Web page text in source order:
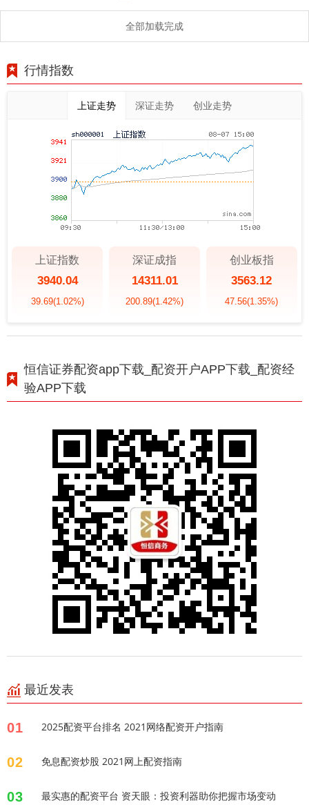
产增值
全部加载完成
行情指数
上证走势 深证走势 创业走势
上证指数
3940.04
39.69(1.02%)
深证成指
14311.01
200.89(1.42%)
创业板指
3563.12
47.56(1.35%)
恒信证券配资app下载_配资开户APP下载_配资经
验APP下载
最近发表
01 2025配资平台排名 2021网络配资开户指南
02 免息配资炒股 2021网上配资指南
03 最实惠的配资平台 资天眼：投资利器助你把握市场变动